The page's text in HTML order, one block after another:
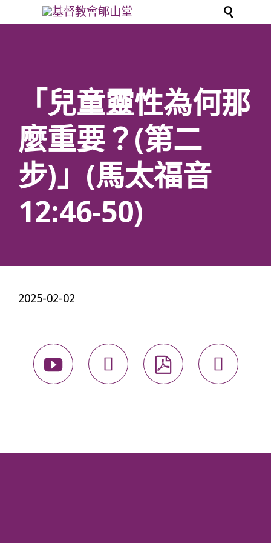

「兒童靈性為何那
麼重要？(第二
步)」(馬太福音
12:46-50)
2025-02-02
   